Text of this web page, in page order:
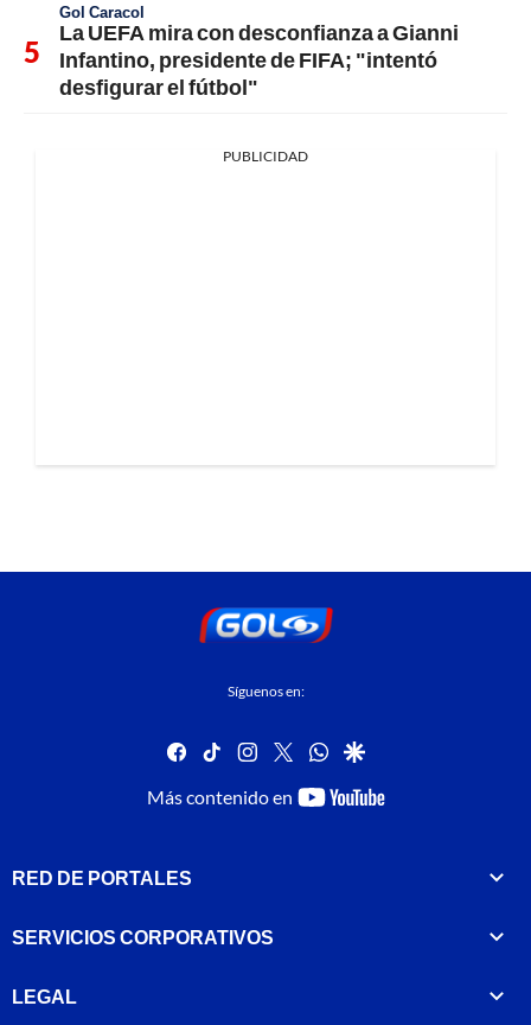
Gol Caracol
La UEFA mira con desconfianza a Gianni
Infantino, presidente de FIFA; "intentó
desfigurar el fútbol"
PUBLICIDAD
Síguenos en:
facebook
tiktok instagram
twitterwhatsapp
google
Más contenido en
youtube-
RED DE PORTALES
SERVICIOS CORPORATIVOS
LEGAL